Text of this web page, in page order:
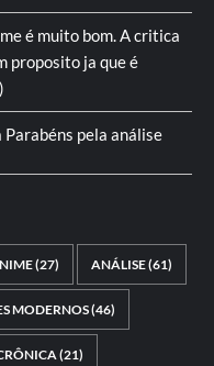
é muito bom. A critica
proposito ja que é
Parabéns pela análise
(27) ANÁLISE(61)
MODERNOS(46)
(21)